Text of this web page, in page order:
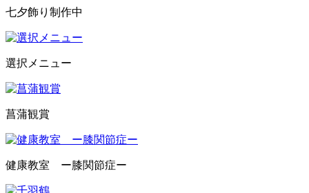
七夕飾り制作中
選択メニュー
菖蒲観賞
健康教室 ー膝関節症ー